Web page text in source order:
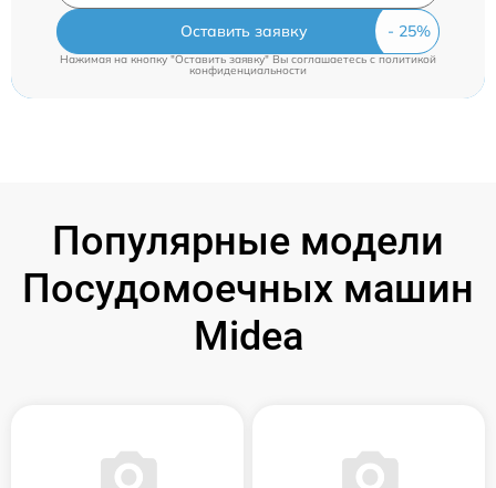
Оставить заявку
Нажимая на кнопку "Оставить заявку" Вы соглашаетесь cполитикой
конфиденциальности
Популярные модели
Посудомоечных машин
Midea